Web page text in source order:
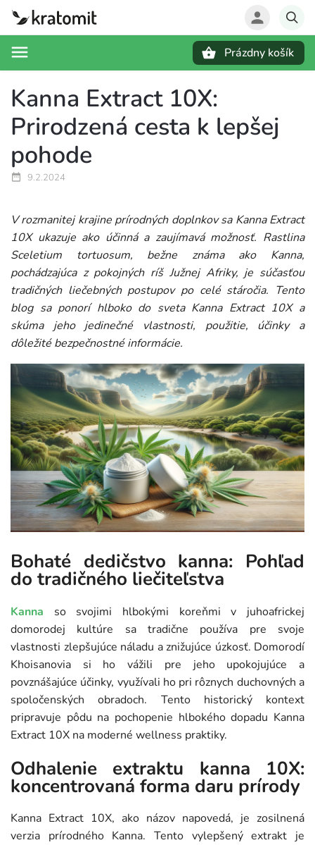
Prázdny košík
Kanna Extract 10X:
Prirodzená cesta k lepšej
pohode
9.2.2024
V rozmanitej krajine prírodných doplnkov sa Kanna Extract
10X ukazuje ako účinná a zaujímavá možnosť. Rastlina
Sceletium tortuosum, bežne známa ako Kanna,
pochádzajúca z pokojných ríš Južnej Afriky, je súčasťou
tradičných liečebných postupov po celé stáročia. Tento
blog sa ponorí hlboko do sveta Kanna Extract 10X a
skúma jeho jedinečné vlastnosti, použitie, účinky a
dôležité bezpečnostné informácie.
Bohaté dedičstvo kanna: Pohľad
do tradičného liečiteľstva
Kanna so svojimi hlbokými koreňmi v juhoafrickej
domorodej kultúre sa tradične používa pre svoje
vlastnosti zlepšujúce náladu a znižujúce úzkosť. Domorodí
Khoisanovia si ho vážili pre jeho upokojujúce a
povznášajúce účinky, využívali ho pri rôznych duchovných a
spoločenských obradoch. Tento historický kontext
pripravuje pôdu na pochopenie hlbokého dopadu Kanna
Extract 10X na moderné wellness praktiky.
Odhalenie extraktu kanna 10X:
koncentrovaná forma daru prírody
Kanna Extract 10X, ako názov napovedá, je zosilnená
verzia prírodného Kanna. Tento vylepšený extrakt je